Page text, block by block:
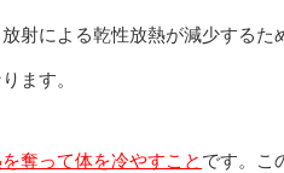
射による乾性放熱が減少するた
ます。
奪って体を冷やすこと です。こ